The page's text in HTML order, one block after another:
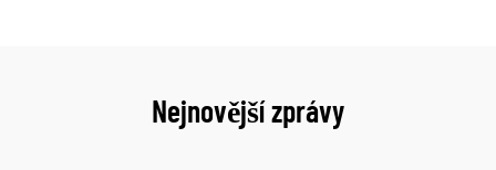
Nejnovější zprávy